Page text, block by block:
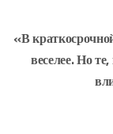
«В
веселее. Но